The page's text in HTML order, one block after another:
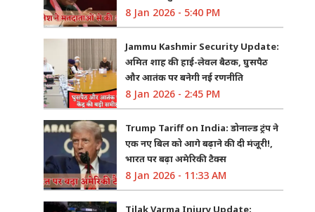
8 Jan 2026 - 5:40 PM
Jammu Kashmir Security Update:
अमित शाह की हाई-लेवल बैठक, घुसपैठ
और आतंक पर बनेगी नई रणनीति
8 Jan 2026 - 2:45 PM
Trump Tariff on India: डोनाल्ड ट्रंप ने
एक नए बिल को आगे बढ़ाने की दी मंजूरी!,
भारत पर बढ़ा अमेरिकी टैक्स
8 Jan 2026 - 11:33 AM
Tilak Varma Injury Update: